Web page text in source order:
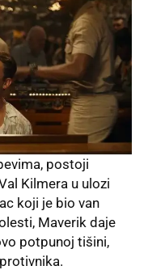
postoji
Kilmera u ulozi
koji je bio van
Maverik daje
potpunoj tišini,